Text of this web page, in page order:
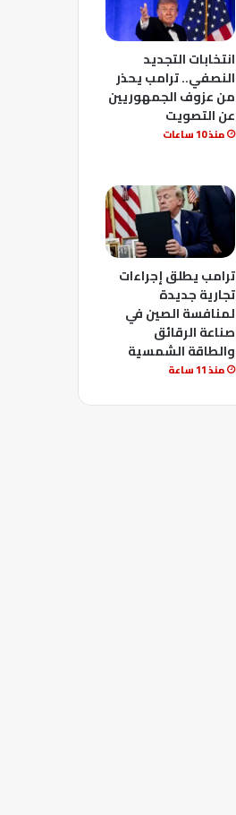
انتخابات التجديد
النصفي.. ترامب يحذر
من عزوف الجمهوريين
عن التصويت
منذ 10 ساعات
ترامب يطلق إجراءات
تجارية جديدة
لمنافسة الصين في
صناعة الرقائق
والطاقة الشمسية
منذ 11 ساعة